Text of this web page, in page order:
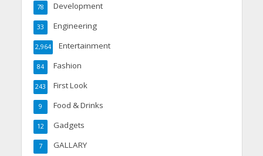
Development
78
Engineering
33
Entertainment
2,964
Fashion
84
First Look
243
Food & Drinks
9
Gadgets
12
GALLARY
7